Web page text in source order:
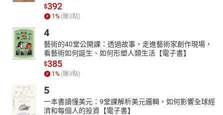
$392
1% (賺3點)
4
藝術的40堂公開課：透過故事，走進藝術家創作現場，
看藝術如何誕生、如何形塑人類生活【電子書】
$385
1% (賺3點)
5
一本書讀懂美元：9堂課解析美元邏輯，如何影響全球經
濟和每個人的投資【電子書】